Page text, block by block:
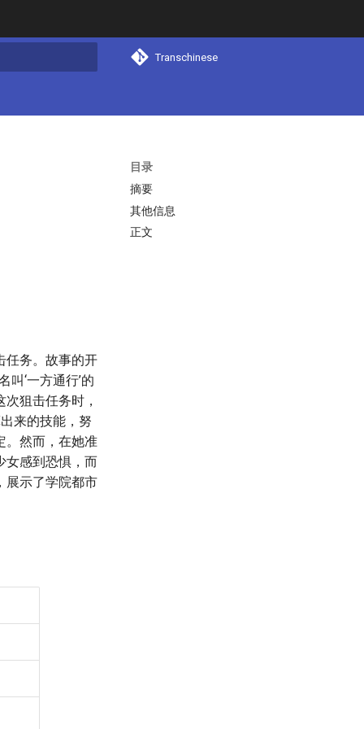
Transchinese
目录
摘要
其他信息
正文
任务。故事的开
‘一方通行’的
狙击任务时，
来的技能，努
。然而，在她准
女感到恐惧，而
展示了学院都市